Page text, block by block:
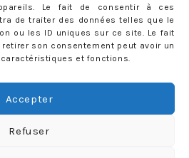
Le fait de consentir à ces
de traiter des données telles que le
ou les ID uniques sur ce site. Le fait
son consentement peut avoir un
et fonctions.
Accepter
Refuser
398 autres abonnés